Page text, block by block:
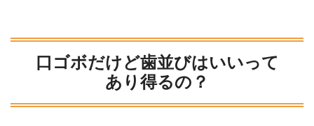
口ゴボだけど歯並びはいいって
あり得るの？